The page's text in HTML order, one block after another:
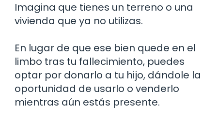
Imagina que tienes un terreno o una
vivienda que ya no utilizas.
En lugar de que ese bien quede en el
limbo tras tu fallecimiento, puedes
optar por donarlo a tu hijo, dándole la
oportunidad de usarlo o venderlo
mientras aún estás presente.